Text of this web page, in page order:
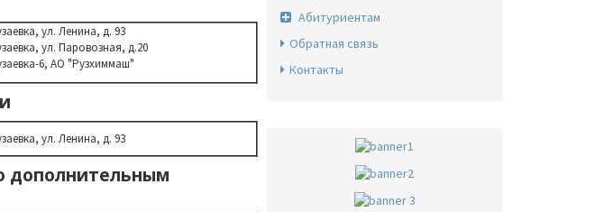
ул. Ленина, д. 93
ул. Паровозная, д.20
6, АО "Рузхиммаш"
ул. Ленина, д. 93
дополнительным
Абитуриентам
Обратная связь
Контакты